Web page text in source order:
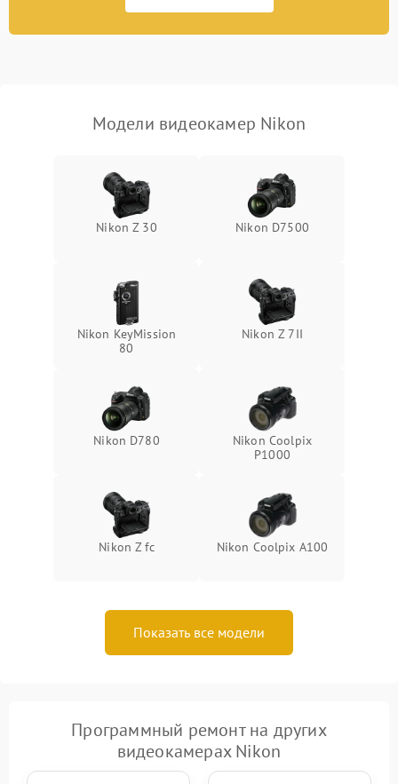
Модели видеокамер Nikon
Nikon Z 30 Nikon D7500
Nikon KeyMission
80
Nikon Z 7II
Nikon D780
Nikon Coolpix
P1000
Nikon Z fc Nikon Coolpix A100
Показать все модели
Программный ремонт на других
видеокамерах Nikon